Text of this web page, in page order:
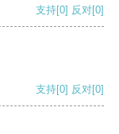
支持[0] 反对[0]
支持[0] 反对[0]